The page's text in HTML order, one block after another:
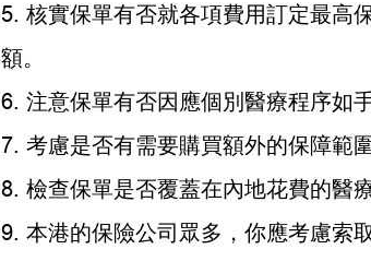
核實保單有否就各項費用訂定最高
額。
注意保單有否因應個別醫療程序如
考慮是否有需要購買額外的保障範
檢查保單是否覆蓋在內地花費的醫
本港的保險公司眾多，你應考慮索